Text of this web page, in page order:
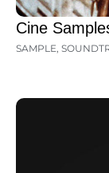
Cine
SAMPLE,